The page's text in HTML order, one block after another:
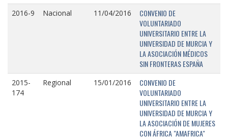
2016-9 Nacional 11/04/2016
CONVENIO DE
VOLUNTARIADO
UNIVERSITARIO ENTRE LA
UNIVERSIDAD DE MURCIA Y
LA ASOCIACIÓN MÉDICOS
SIN FRONTERAS ESPAÑA
2015-
174
Regional 15/01/2016
CONVENIO DE
VOLUNTARIADO
UNIVERSITARIO ENTRE LA
UNIVERSIDAD DE MURCIA Y
LA ASOCIACIÓN DE MUJERES
CON ÁFRICA "AMAFRICA"